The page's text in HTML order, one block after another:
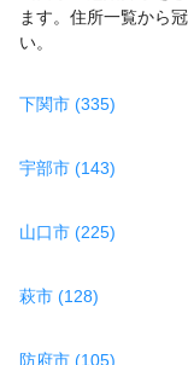
ます。住所一覧から
い。
下関市 (335)
宇部市 (143)
山口市 (225)
萩市 (128)
防府市 (105)